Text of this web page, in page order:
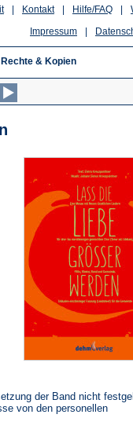
Hilfe/FAQ
Kontakt
Impressum
Rechte & Kopien
der Band nicht
von den personellen